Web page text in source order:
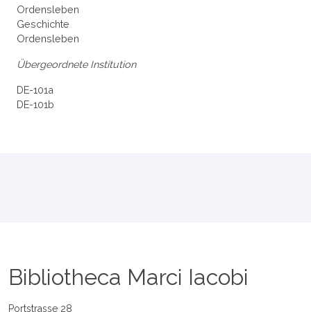
Ordensleben
Geschichte
Ordensleben
Übergeordnete Institution
DE-101a
DE-101b
Bibliotheca Marci Iacobi
Portstrasse 28